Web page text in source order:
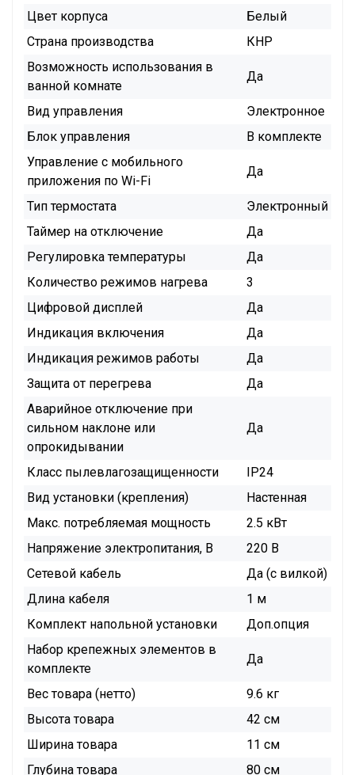
Цвет корпуса
Белый
Страна производства
КНР
Возможность использования в
ванной комнате
Да
Вид управления
Электронное
Блок управления
В комплекте
Управление c мобильного
приложения по Wi-Fi
Да
Тип термостата
Электронный
Таймер на отключение
Да
Регулировка температуры
Да
Количество режимов нагрева
3
Цифровой дисплей
Да
Индикация включения
Да
Индикация режимов работы
Да
Защита от перегрева
Да
Аварийное отключение при
сильном наклоне или
опрокидывании
Да
Класс пылевлагозащищенности
IP24
Вид установки (крепления)
Настенная
Макс. потребляемая мощность
2.5 кВт
Напряжение электропитания, В
220 В
Сетевой кабель
Да (с вилкой)
Длина кабеля
1 м
Комплект напольной установки
Доп.опция
Набор крепежных элементов в
комплекте
Да
Вес товара (нетто)
9.6 кг
Высота товара
42 см
Ширина товара
11 см
Глубина товара
80 см